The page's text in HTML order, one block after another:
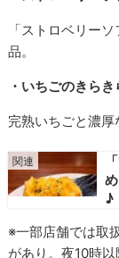
「ストロベリー
品。
・いちごのきら
完熟いちごと濃厚
♪
※一部店舗では取
があり。夜10時